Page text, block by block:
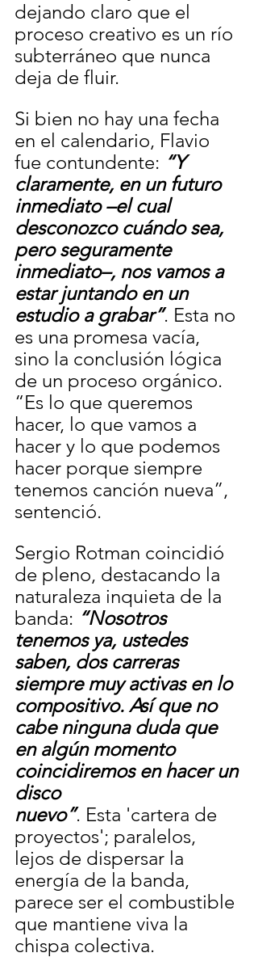
dejando claro que el
proceso creativo es un río
subterráneo que nunca
deja de fluir.
Si bien no hay una fecha
en el calendario, Flavio
fue contundente: “Y
claramente, en un futuro
inmediato –el cual
desconozco cuándo sea,
pero seguramente
inmediato–, nos vamos a
estar juntando en un
estudio a grabar”. Esta no
es una promesa vacía,
sino la conclusión lógica
de un proceso orgánico.
“Es lo que queremos
hacer, lo que vamos a
hacer y lo que podemos
hacer porque siempre
tenemos canción nueva”,
sentenció.
Sergio Rotman coincidió
de pleno, destacando la
naturaleza inquieta de la
banda: “Nosotros
tenemos ya, ustedes
saben, dos carreras
siempre muy activas en lo
compositivo. Así que no
cabe ninguna duda que
en algún momento
coincidiremos en hacer un
disco
nuevo”. Esta 'cartera de
proyectos'; paralelos,
lejos de dispersar la
energía de la banda,
parece ser el combustible
que mantiene viva la
chispa colectiva.